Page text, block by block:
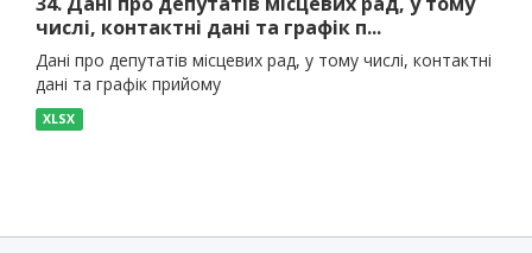
числі, контактні дані та графік п...
Дані про депутатів місцевих рад, у тому числі, контактні
дані та графік прийому
XLSX